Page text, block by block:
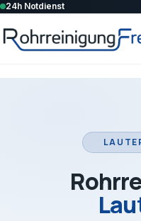
24h Notdienst